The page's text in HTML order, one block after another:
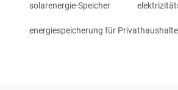
solarenergie-Speicher
energiespeicherung für Privathaushalte